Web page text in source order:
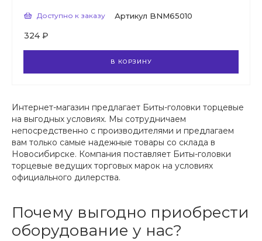
Доступно к заказу Артикул BNM65010
324 ₽
В КОРЗИНУ
Интернет-магазин предлагает Биты-головки торцевые
на выгодных условиях. Мы сотрудничаем
непосредственно с производителями и предлагаем
вам только самые надежные товары со склада в
Новосибирске. Компания поставляет Биты-головки
торцевые ведущих торговых марок на условиях
официального дилерства.
Почему выгодно приобрести
оборудование у нас?